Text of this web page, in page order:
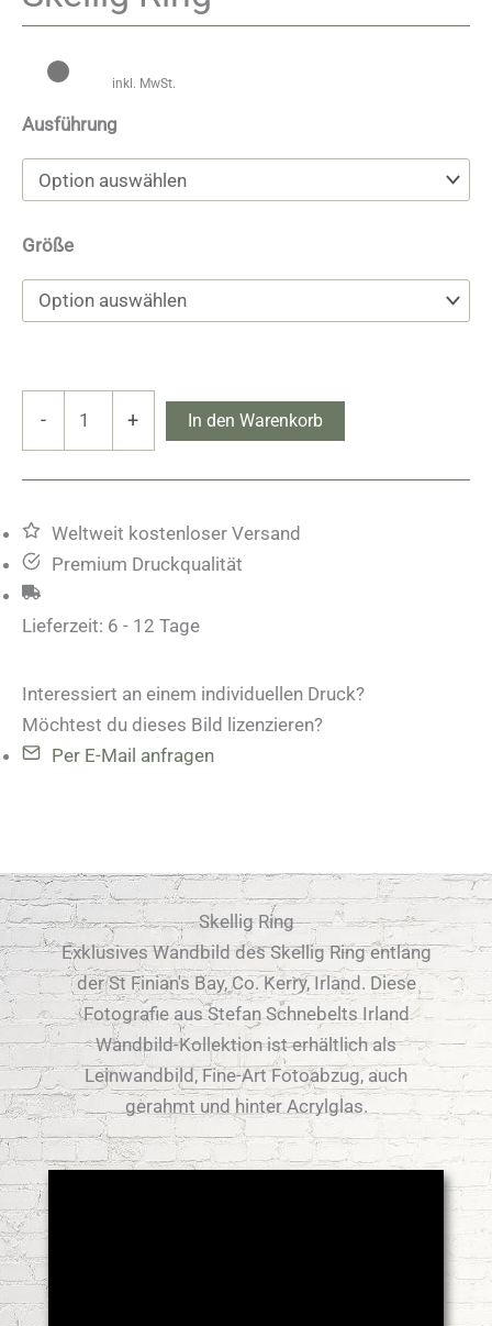
inkl. MwSt.
Ausführung
Größe
- + In den Warenkorb
Weltweit kostenloser Versand
Premium Druckqualität
Lieferzeit: 6 - 12 Tage
Interessiert an einem individuellen Druck?
Möchtest du dieses Bild lizenzieren?
Per E-Mail anfragen
Skellig Ring
Exklusives Wandbild des Skellig Ring entlang
der St Finian's Bay, Co. Kerry, Irland. Diese
Fotografie aus Stefan Schnebelts Irland
Wandbild-Kollektion ist erhältlich als
Leinwandbild, Fine-Art Fotoabzug, auch
gerahmt und hinter Acrylglas.